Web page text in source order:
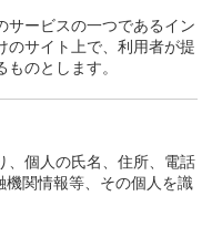
サービスの一つであるイン
のサイト上で、利用者が提
のとします。
、個人の氏名、住所、電話
機関情報等、その個人を識